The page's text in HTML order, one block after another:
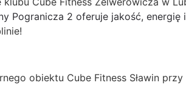
Pogranicza 2 oferuje jakość, energię
obiektu Cube Fitness Sławin